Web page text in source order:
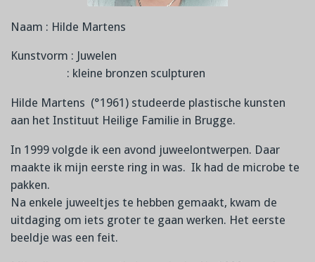
Naam : Hilde Martens
Kunstvorm : Juwelen
: kleine bronzen sculpturen
Hilde Martens (°1961) studeerde plastische kunsten
aan het Instituut Heilige Familie in Brugge.
In 1999 volgde ik een avond juweelontwerpen. Daar
maakte ik mijn eerste ring in was. Ik had de microbe te
pakken.
Na enkele juweeltjes te hebben gemaakt, kwam de
uitdaging om iets groter te gaan werken. Het eerste
beeldje was een feit.